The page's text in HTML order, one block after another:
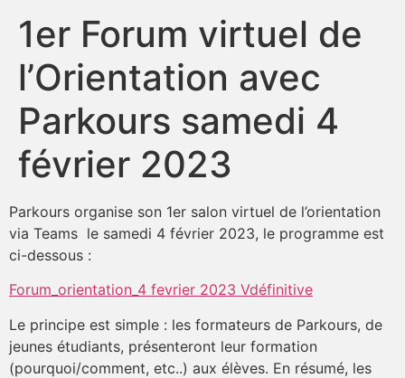
1er Forum virtuel de
l’Orientation avec
Parkours samedi 4
février 2023
Parkours organise son 1er salon virtuel de l’orientation
via Teams le samedi 4 février 2023, le programme est
ci-dessous :
Forum_orientation_4 fevrier 2023 Vdéfinitive
Le principe est simple : les formateurs de Parkours, de
jeunes étudiants, présenteront leur formation
(pourquoi/comment, etc..) aux élèves. En résumé, les